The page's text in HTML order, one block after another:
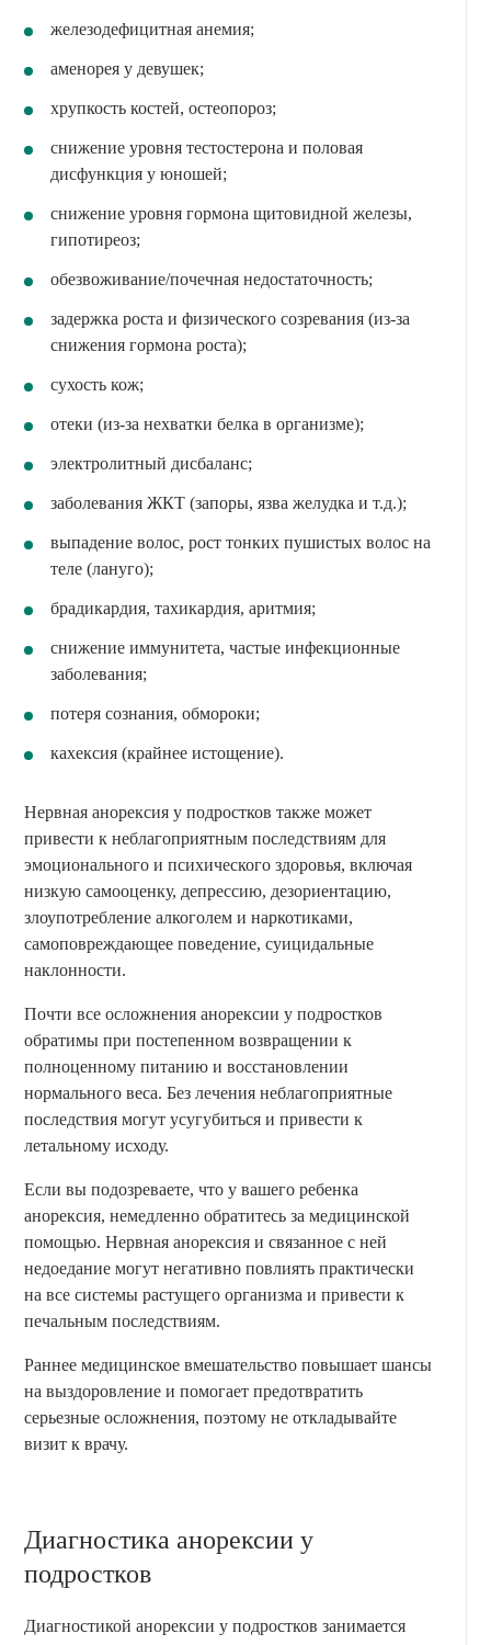
железодефицитная анемия;
аменорея у девушек;
хрупкость костей, остеопороз;
снижение уровня тестостерона и половая
дисфункция у юношей;
снижение уровня гормона щитовидной железы,
гипотиреоз;
обезвоживание/почечная недостаточность;
задержка роста и физического созревания (из-за
снижения гормона роста);
сухость кож;
отеки (из-за нехватки белка в организме);
электролитный дисбаланс;
заболевания ЖКТ (запоры, язва желудка и т.д.);
выпадение волос, рост тонких пушистых волос на
теле (лануго);
брадикардия, тахикардия, аритмия;
снижение иммунитета, частые инфекционные
заболевания;
потеря сознания, обмороки;
кахексия (крайнее истощение).
Нервная анорексия у подростков также может
привести к неблагоприятным последствиям для
эмоционального и психического здоровья, включая
низкую самооценку, депрессию, дезориентацию,
злоупотребление алкоголем и наркотиками,
самоповреждающее поведение, суицидальные
наклонности.
Почти все осложнения анорексии у подростков
обратимы при постепенном возвращении к
полноценному питанию и восстановлении
нормального веса. Без лечения неблагоприятные
последствия могут усугубиться и привести к
летальному исходу.
Если вы подозреваете, что у вашего ребенка
анорексия, немедленно обратитесь за медицинской
помощью. Нервная анорексия и связанное с ней
недоедание могут негативно повлиять практически
на все системы растущего организма и привести к
печальным последствиям.
Раннее медицинское вмешательство повышает шансы
на выздоровление и помогает предотвратить
серьезные осложнения, поэтому не откладывайте
визит к врачу.
Диагностика анорексии у
подростков
Диагностикой анорексии у подростков занимается